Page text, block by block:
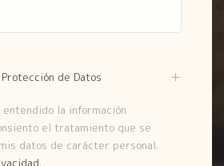
de Datos
entendido la información
el tratamiento que se
datos de carácter personal.
.